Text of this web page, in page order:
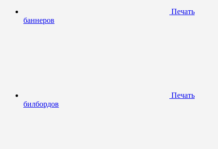
Печать
баннеров
Печать
билбордов